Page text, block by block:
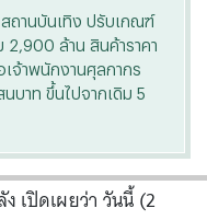
ถานบันเทิง ปรับเกณฑ์
2,900 ล้าน สินค้าราคา
จ้าพนักงานศุลกากร
บาท ขึ้นไปจากเดิม 5
เปิดเผยว่า วันนี้ (2